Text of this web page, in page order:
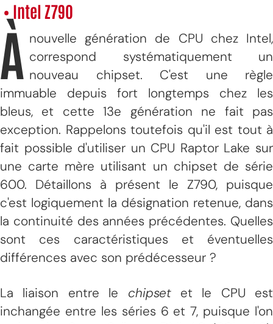
• Intel Z790
À nouvelle génération de CPU chez Intel,
correspond systématiquement un
nouveau chipset. C'est une règle
immuable depuis fort longtemps chez les
bleus, et cette 13e génération ne fait pas
exception. Rappelons toutefois qu'il est tout à
fait possible d'utiliser un CPU Raptor Lake sur
une carte mère utilisant un chipset de série
600. Détaillons à présent le Z790, puisque
c'est logiquement la désignation retenue, dans
la continuité des années précédentes. Quelles
sont ces caractéristiques et éventuelles
différences avec son prédécesseur ?
La liaison entre le chipsetet le CPU est
inchangée entre les séries 6 et 7, puisque l'on